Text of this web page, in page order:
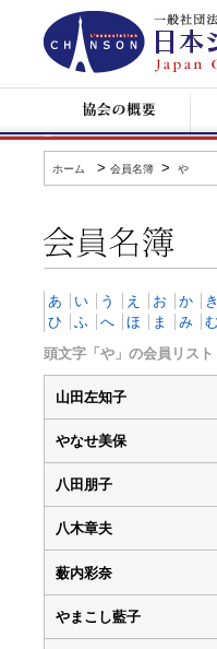
日
本
シ
ン
協
の
概
要
名
簿
ホーム > 会員名簿 > や
会
員
名
簿
あ い う え お か き
ひ
ふ へ ほ ま み
頭文字「や」の会員リスト
山田左知子
やなせ美保
八田朋子
八木章夫
薮内彩奈
やまこし藍子